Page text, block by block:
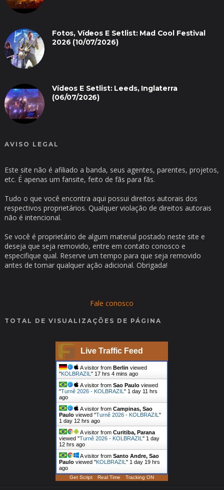
Fotos, Vídeos E Setlist: Mad Cool Festival
2026 (10/07/2026)
Vídeos E Setlist: Leeds, Inglaterra
(06/07/2026)
AVISO LEGAL
Este site não é afiliado a banda, seus agentes, parentes, projetos,
etc. É apenas um fansite, feito de fãs para fãs.
Tudo o que você encontra aqui possui direitos autorais dos
respectivos proprietários. Qualquer violação de direitos autorais
não é intencional.
Se você é proprietário de algum material postado neste site e
deseja que seja removido, entre em contato conosco e
especifique qual. Reserve um tempo para que seja removido
antes de tomar qualquer ação adicional. Obrigada!
Fale conosco
TOTAL DE VISUALIZAÇÕES DE PÁGINA
Live Traffic Feed
A visitor fromBerlin viewed
"KOLBRAZIL" 17 hrs 4 mins ago
A visitor fromSao Paulo viewed
"Turnê 2026 - KOLBRAZIL" 1 day 11 hrs
ago
A visitor fromCampinas, Sao
Paulo viewed "Turnê 2026 - KOLBRAZIL"
1 day 12 hrs ago
A visitor fromCuritiba, Parana
viewed "Turnê 2026 - KOLBRAZIL" 1 day
12 hrs ago
A visitor fromSanto Andre, Sao
Paulo viewed "KOLBRAZIL" 1 day 19 hrs
ago
Get Script Real Time Tracking ON